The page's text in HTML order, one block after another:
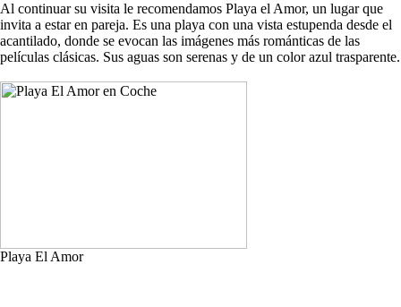
Al continuar su visita le recomendamos Playa el Amor, un lugar que
invita a estar en pareja. Es una playa con una vista estupenda desde el
acantilado, donde se evocan las imágenes más románticas de las
películas clásicas. Sus aguas son serenas y de un color azul trasparente.
Playa El Amor